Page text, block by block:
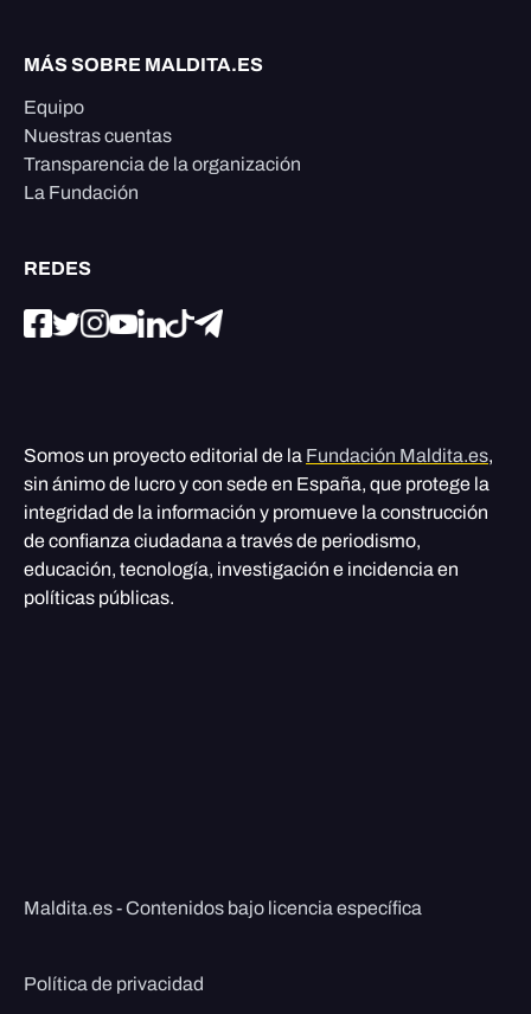
MÁS SOBRE MALDITA.ES
Equipo
Nuestras cuentas
Transparencia de la organización
La Fundación
REDES
Somos un proyecto editorial de la Fundación Maldita.es,
sin ánimo de lucro y con sede en España, que protege la
integridad de la información y promueve la construcción
de confianza ciudadana a través de periodismo,
educación, tecnología, investigación e incidencia en
políticas públicas.
Maldita.es - Contenidos bajo licencia específica
Política de privacidad